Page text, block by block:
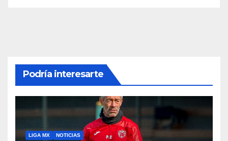
Podría interesarte
LIGA MX NOTICIAS